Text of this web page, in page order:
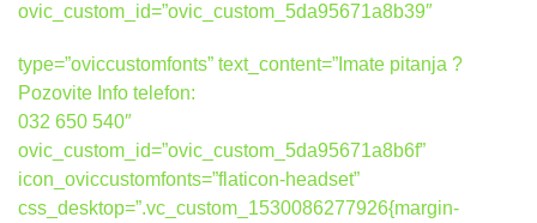
ovic_custom_id=”ovic_custom_5da95671a8b39″
type=”oviccustomfonts” text_content=”Imate pitanja ?
Pozovite Info telefon:
032 650 540″
ovic_custom_id=”ovic_custom_5da95671a8b6f”
icon_oviccustomfonts=”flaticon-headset”
css_desktop=”.vc_custom_1530086277926{margin-